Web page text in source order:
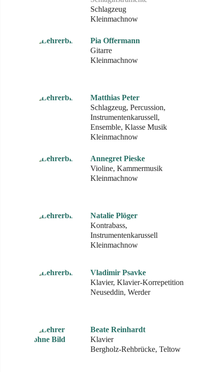
Schlagzeug
Kleinmachnow
Pia Offermann
Gitarre
Kleinmachnow
Matthias Peter
Schlagzeug, Percussion,
Instrumentenkarussell,
Ensemble, Klasse Musik
Kleinmachnow
Annegret Pieske
Violine, Kammermusik
Kleinmachnow
Natalie Plöger
Kontrabass,
Instrumentenkarussell
Kleinmachnow
Vladimir Psavke
Klavier, Klavier-Korrepetition
Neuseddin, Werder
Beate Reinhardt
Klavier
Bergholz-Rehbrücke, Teltow